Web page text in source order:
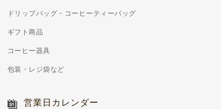
ドリップバッグ・コーヒーティーバッグ
ギフト商品
コーヒー器具
包装・レジ袋など
営業日カレンダー